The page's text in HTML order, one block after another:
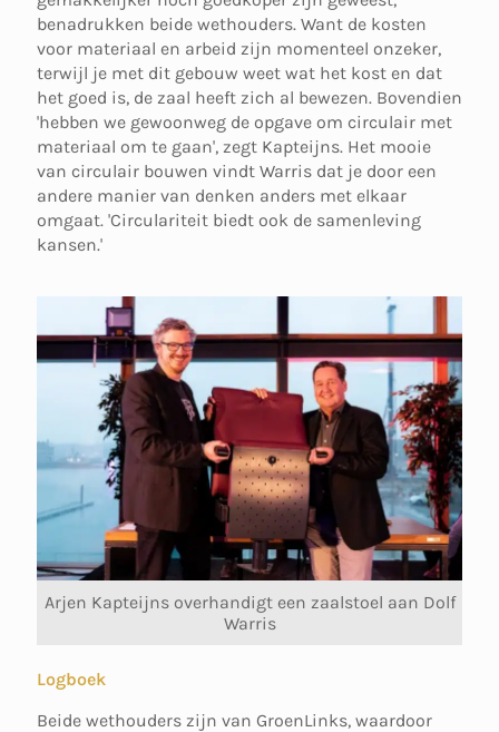
benadrukken beide wethouders. Want de kosten
voor materiaal en arbeid zijn momenteel onzeker,
terwijl je met dit gebouw weet wat het kost en dat
het goed is, de zaal heeft zich al bewezen. Bovendien
'hebben we gewoonweg de opgave om circulair met
materiaal om te gaan', zegt Kapteijns. Het mooie
van circulair bouwen vindt Warris dat je door een
andere manier van denken anders met elkaar
omgaat. 'Circulariteit biedt ook de samenleving
kansen.'
Arjen Kapteijns overhandigt een zaalstoel aan Dolf
Warris
Logboek
Beide wethouders zijn van GroenLinks, waardoor